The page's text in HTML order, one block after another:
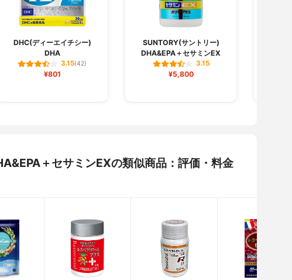
DHC(ディーエイチシー)
DHA
3.15(42)
¥801
SUNTORY(サントリー)
DHA&EPA＋セサミンEX
3.15
¥5,800
＋セサミンEXの類似商品：評価・料金